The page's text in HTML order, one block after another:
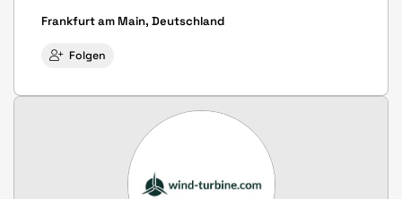
Frankfurt am Main, Deutschland
Folgen